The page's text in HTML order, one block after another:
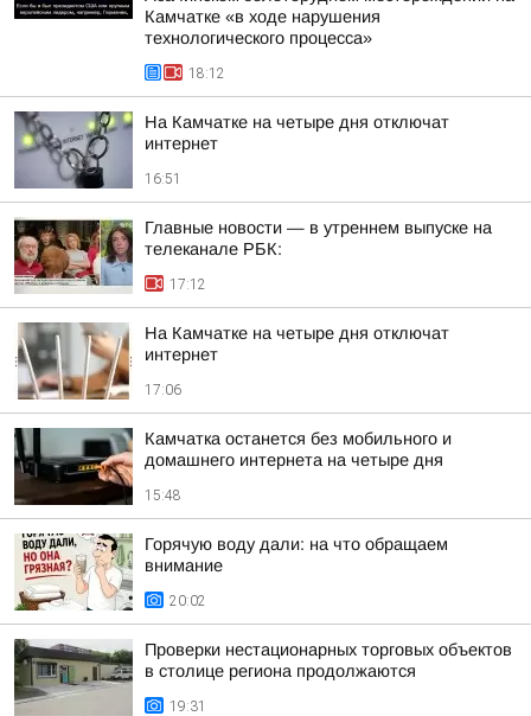
Камчатке «в ходе нарушения
технологического процесса»
18:12
На Камчатке на четыре дня отключат
интернет
16:51
Главные новости — в утреннем выпуске на
телеканале РБК:
17:12
На Камчатке на четыре дня отключат
интернет
17:06
Камчатка останется без мобильного и
домашнего интернета на четыре дня
15:48
Горячую воду дали: на что обращаем
внимание
20:02
Проверки нестационарных торговых объектов
в столице региона продолжаются
19:31